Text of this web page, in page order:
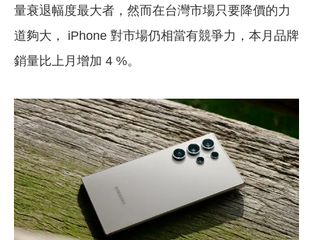
量衰退幅度最大者，然而在台灣市場只要降價的力
道夠大， iPhone 對市場仍相當有競爭力，本月品牌
銷量比上月增加 4 %。